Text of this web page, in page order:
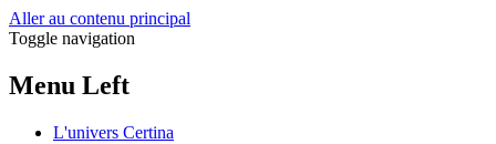
Aller au contenu principal
Toggle navigation
Menu Left
L'univers Certina